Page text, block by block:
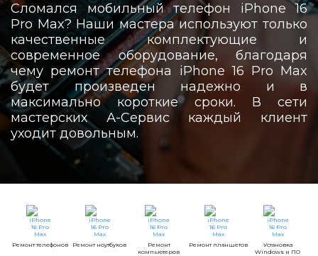
Сломался мобильный телефон iPhone 16
Pro Max? Наши мастера используют только
качественные комплектующие и
современное оборудование, благодаря
чему ремонт телефона iPhone 16 Pro Max
будет произведен надежно и в
максимально короткие сроки. В сети
мастерских А-Сервис каждый клиент
уходит довольным.
Ремонт телефонов Ремонт ноутбуков
Ремонт
компьютеров
Ремонт планшетов
Установка
Windows и ПО